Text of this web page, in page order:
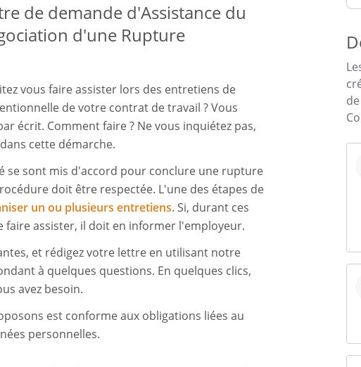
de demande d'Assistance du
d'une Rupture
vous faire assister lors des entretiens de
de votre contrat de travail ? Vous
écrit. Comment faire ? Ne vous inquiétez pas,
cette démarche.
se sont mis d'accord pour conclure une rupture
doit être respectée. L'une des étapes de
un ou plusieurs entretiens. Si, durant ces
faire assister, il doit en informer l'employeur.
et rédigez votre lettre en utilisant notre
à quelques questions. En quelques clics,
avez besoin.
est conforme aux obligations liées au
personnelles.